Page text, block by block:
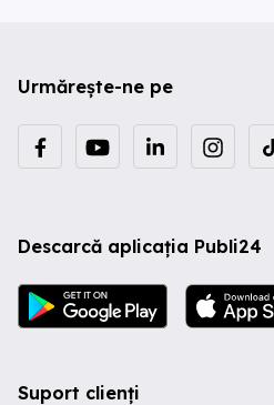
Urmărește-ne pe
Descarcă aplicația Publi24
Suport clienți